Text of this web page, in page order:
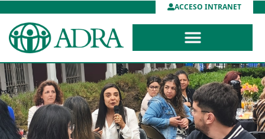
ACCESO INTRANET